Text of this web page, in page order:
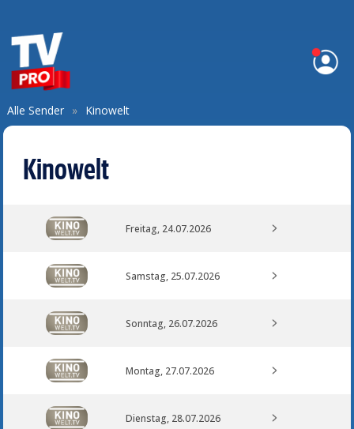
Alle Sender » Kinowelt
Kinowelt
Freitag, 24.07.2026
Samstag, 25.07.2026
Sonntag, 26.07.2026
Montag, 27.07.2026
Dienstag, 28.07.2026